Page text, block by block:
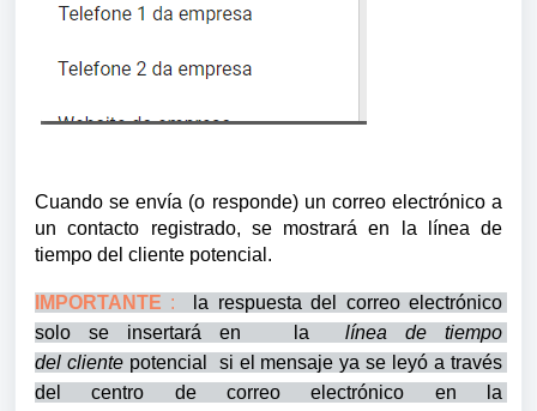
Cuando se envía (o responde) un correo electrónico a
un contacto registrado, se mostrará en la línea de
tiempo del cliente potencial.
IMPORTANTE :
la respuesta del correo electrónico
solo se insertará en
la línea de tiempo
del cliente potencial  si el mensaje ya se leyó a través
del centro de correo electrónico en la